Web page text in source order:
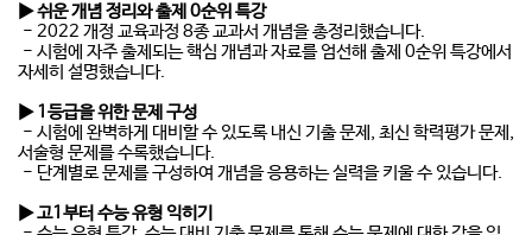
▶ 쉬운 개념 정리와 출제 0순위 특강
- 2022 개정 교육과정 8종 교과서 개념을 총정리했습니다.
- 시험에 자주 출제되는 핵심 개념과 자료를 엄선해 출제 0순위 특강에서
자세히 설명했습니다.
▶ 1등급을 위한 문제 구성
- 시험에 완벽하게 대비할 수 있도록 내신 기출 문제, 최신 학력평가 문제,
서술형 문제를 수록했습니다.
- 단계별로 문제를 구성하여 개념을 응용하는 실력을 키울 수 있습니다.
▶ 고1부터 수능 유형 익히기